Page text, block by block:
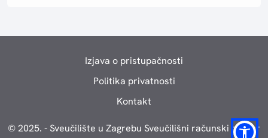
Izjava o pristupačnosti
Politika privatnosti
Kontakt
© 2025. - Sveučilište u Zagrebu Sveučilišni računski centar